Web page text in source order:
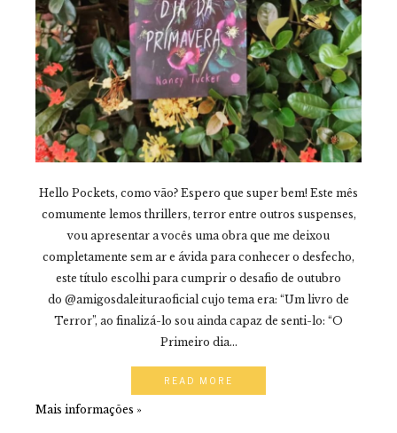
Hello Pockets, como vão? Espero que super bem! Este mês
comumente lemos thrillers, terror entre outros suspenses,
vou apresentar a vocês uma obra que me deixou
completamente sem ar e ávida para conhecer o desfecho,
este título escolhi para cumprir o desafio de outubro
do @amigosdaleituraoficial cujo tema era: “Um livro de
Terror”, ao finalizá-lo sou ainda capaz de senti-lo: “O
Primeiro dia...
READ MORE
Mais informações »